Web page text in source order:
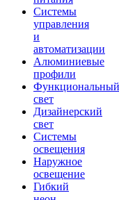
Системы
управления
и
автоматизации
Алюминиевые
профили
Функциональный
свет
Дизайнерский
свет
Системы
освещения
Наружное
освещение
Гибкий